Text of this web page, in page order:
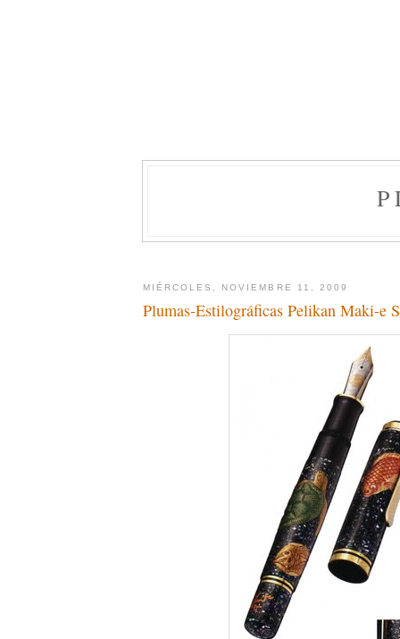
MIÉRCOLES, NOVIEMBRE 11, 2009
Plumas-Estilográficas Pelikan Maki-e